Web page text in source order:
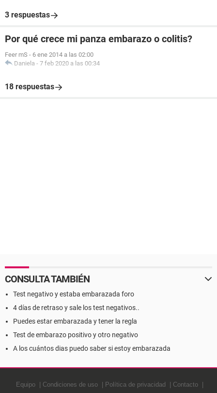
3 respuestas
Por qué crece mi panza embarazo o colitis?
Feer mS - 6 ene 2014 a las 02:00
Daniela - 7 feb 2020 a las 00:34
18 respuestas
CONSULTA TAMBIÉN
Test negativo y estaba embarazada foro
4 días de retraso y sale los test negativos..
Puedes estar embarazada y tener la regla
Test de embarazo positivo y otro negativo
A los cuántos dias puedo saber si estoy embarazada
Equipo Condiciones de uso Política de privacidad Contacto